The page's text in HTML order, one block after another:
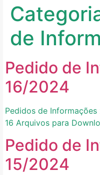
de
Pedido de
16/2024
Pedidos de
16 Arquivos para
Pedido de
15/2024